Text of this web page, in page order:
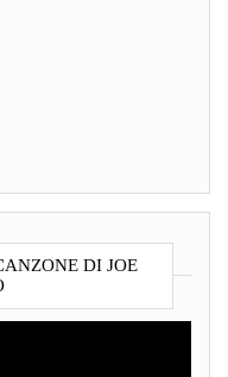
DI JOE